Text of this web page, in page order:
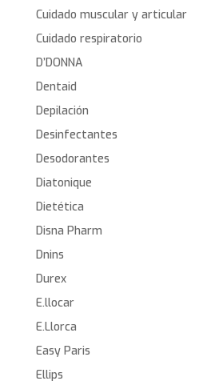
Cuidado muscular y articular
Cuidado respiratorio
D’DONNA
Dentaid
Depilación
Desinfectantes
Desodorantes
Diatonique
Dietética
Disna Pharm
Dnins
Durex
E.llocar
E.Llorca
Easy Paris
Ellips